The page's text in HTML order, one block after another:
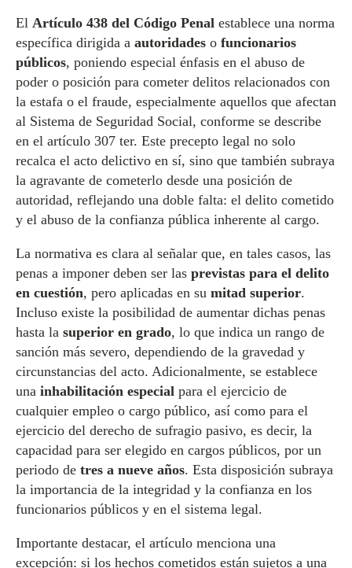
El Artículo 438 del Código Penal establece una norma
específica dirigida a autoridades o funcionarios
públicos, poniendo especial énfasis en el abuso de
poder o posición para cometer delitos relacionados con
la estafa o el fraude, especialmente aquellos que afectan
al Sistema de Seguridad Social, conforme se describe
en el artículo 307 ter. Este precepto legal no solo
recalca el acto delictivo en sí, sino que también subraya
la agravante de cometerlo desde una posición de
autoridad, reflejando una doble falta: el delito cometido
y el abuso de la confianza pública inherente al cargo.
La normativa es clara al señalar que, en tales casos, las
penas a imponer deben ser las previstas para el delito
en cuestión, pero aplicadas en su mitad superior.
Incluso existe la posibilidad de aumentar dichas penas
hasta la superior en grado, lo que indica un rango de
sanción más severo, dependiendo de la gravedad y
circunstancias del acto. Adicionalmente, se establece
una inhabilitación especial para el ejercicio de
cualquier empleo o cargo público, así como para el
ejercicio del derecho de sufragio pasivo, es decir, la
capacidad para ser elegido en cargos públicos, por un
periodo de tres a nueve años. Esta disposición subraya
la importancia de la integridad y la confianza en los
funcionarios públicos y en el sistema legal.
Importante destacar, el artículo menciona una
excepción: si los hechos cometidos están sujetos a una